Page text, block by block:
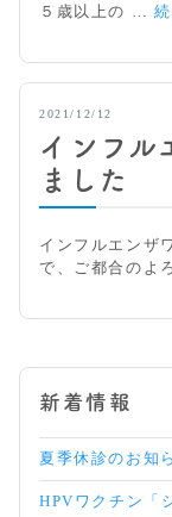
５歳以上の …
2021/12/12
インフル
ました
インフルエンザ
で、ご都合のよ
新着情報
夏季休診のお知
HPVワクチン「